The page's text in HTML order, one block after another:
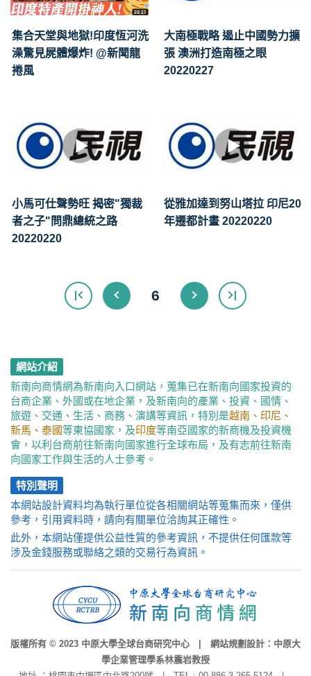
集合天堂與地獄!印度恆河洗
澡驚見屍體爆炸! @新聞龍
捲風
大南極戰略 遏止中國勢力擴
張 澳洲打造南極之眼
20220227
小馬可仕聲勢旺 揭密"獨裁
者之子"問鼎總統之路
20220220
從雅加達到努山塔拉 印尼20
年遷都計畫 20220220
6
網站介紹
新南向商情網為新南向入口網站，蒐集已在新南向國家投資的
台商企業、外國或在地企業，及新南向的產業、投資、國情、
旅遊、交通、生活、商務、演講等資訊，特別是越南、印尼、
新馬、泰國等東協國家，及印度等南亞國家的新商機及投資機
會，以利台商前往新南向國家進行全球布局，及有志前往新南
向國家工作與生活的人士參考。
特別聲明
本網站設計資料均為執行單位從各相關網站等蒐集而來，僅供
參考，引用資料時，請向有關單位洽詢其正確性。
此外，本網站僅提供公益性質的參考資訊，不提供任何匯款等
涉及金錢服務或聯絡之類的交易行為資訊。
版權所有 © 2023 中原大學全球台商研究中心 | 網站規劃設計：中原大
學企業管理學系林震岩教授